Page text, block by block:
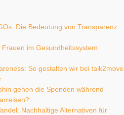
Die Bedeutung von Transparenz
im Gesundheitssystem
So gestalten wir bei talk2move
gehen die Spenden während
Nachhaltige Alternativen für